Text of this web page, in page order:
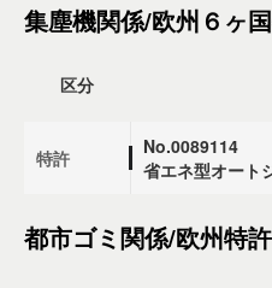
集塵機関係/欧州６ヶ
区分
特許
No.0089114
省エネ型オート
都市ゴミ関係/欧州特許